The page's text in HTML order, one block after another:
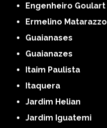
Engenheiro Goulart
Ermelino Matarazzo
Guaianases
Guaianazes
Itaim Paulista
Itaquera
Jardim Helian
Jardim Iguatemi